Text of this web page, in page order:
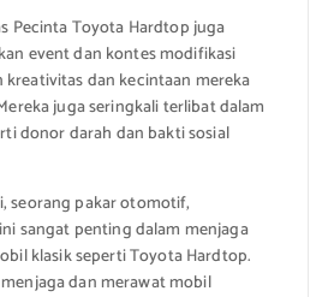
Pecinta Toyota Hardtop juga
event dan kontes modifikasi
dan kecintaan mereka
juga seringkali terlibat dalam
donor darah dan bakti sosial
seorang pakar otomotif,
sangat penting dalam menjaga
klasik seperti Toyota Hardtop.
dan merawat mobil